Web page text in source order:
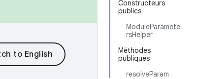
Constructeurs
publics
ModuleParamete
rsHelper
Méthodes
publiques
resolveParam